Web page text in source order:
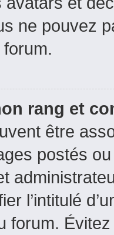
ne pouvez
rang et
être
postés
l’intitulé
forum.